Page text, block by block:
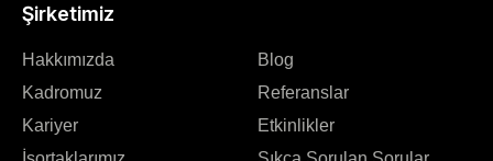
Şirketimiz
Hakkımızda
Kadromuz
Kariyer
Blog
Referanslar
Etkinlikler